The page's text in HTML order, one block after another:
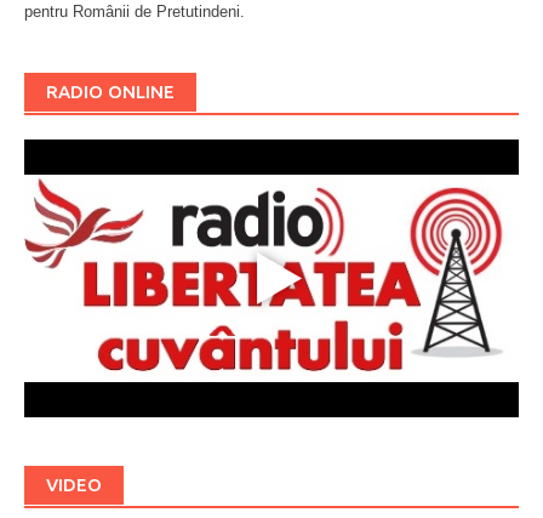
pentru Românii de Pretutindeni.
RADIO ONLINE
VIDEO